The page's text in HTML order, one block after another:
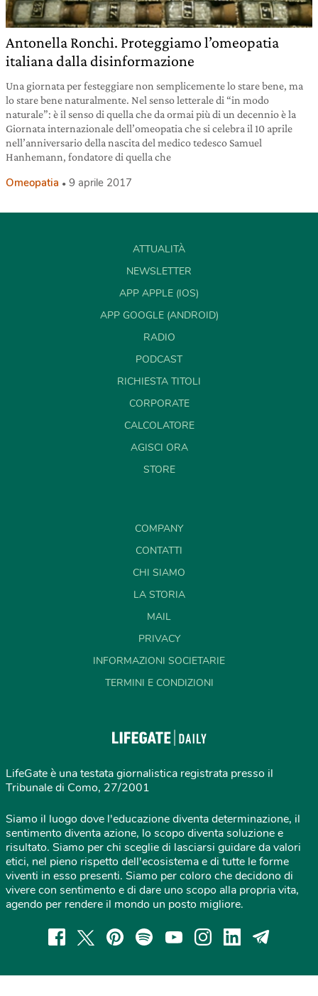
Antonella Ronchi. Proteggiamo l’omeopatia
italiana dalla disinformazione
Una giornata per festeggiare non semplicemente lo stare bene, ma
lo stare bene naturalmente. Nel senso letterale di “in modo
naturale”: è il senso di quella che da ormai più di un decennio è la
Giornata internazionale dell’omeopatia che si celebra il 10 aprile
nell’anniversario della nascita del medico tedesco Samuel
Hanhemann, fondatore di quella che
Omeopatia 9 aprile 2017
ATTUALITÀ
NEWSLETTER
APP APPLE (IOS)
APP GOOGLE (ANDROID)
RADIO
PODCAST
RICHIESTA TITOLI
CORPORATE
CALCOLATORE
AGISCI ORA
STORE
COMPANY
CONTATTI
CHI SIAMO
LA STORIA
MAIL
PRIVACY
INFORMAZIONI SOCIETARIE
TERMINI E CONDIZIONI
LifeGate è una testata giornalistica registrata presso il
Tribunale di Como, 27/2001
Siamo il luogo dove l'educazione diventa determinazione, il
sentimento diventa azione, lo scopo diventa soluzione e
risultato. Siamo per chi sceglie di lasciarsi guidare da valori
etici, nel pieno rispetto dell'ecosistema e di tutte le forme
viventi in esso presenti. Siamo per coloro che decidono di
vivere con sentimento e di dare uno scopo alla propria vita,
agendo per rendere il mondo un posto migliore.